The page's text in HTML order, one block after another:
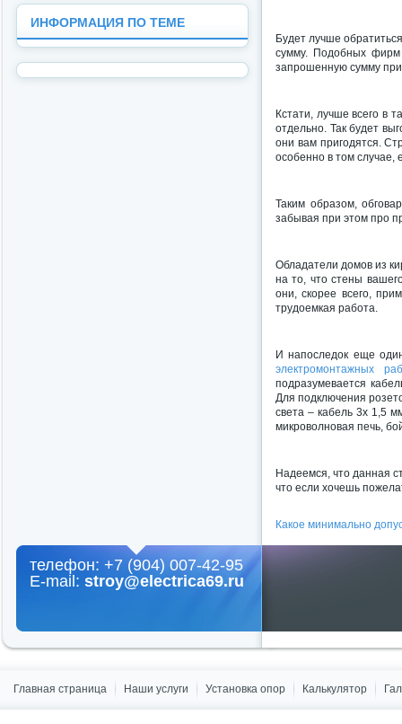
Будет лучше
сумму. Подобных фирм
запрошенную сумму
Кстати, лучше всего в
отдельно. Так будет
они вам пригодятся.
особенно в том случае,
Таким образом,
забывая при этом про
Обладатели домов из
на то, что стены
они, скорее всего,
трудоемкая работа.
И напоследок еще
электромонтажных
подразумевается
Для подключения
света – кабель 3x 1,5
микроволновая печь,
Надеемся, что данная
что если хочешь
Какое минимально
ИНФОРМАЦИЯ ПО ТЕМЕ
телефон: +7 (904) 007-42-95
E-mail: stroy@electrica69.ru
Главная страница Наши услуги Установка опор Калькулятор